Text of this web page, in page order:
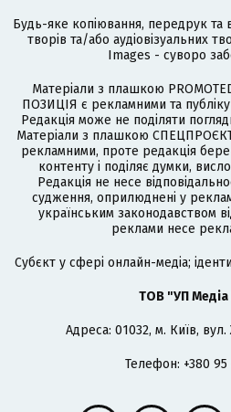
Будь-яке копіювання, передрук та
творів та/або аудіовізуальних
Images - суворо
Матеріали з плашкою
ПОЗИЦІЯ є рекламними та
Редакція може не поділяти
Матеріали з плашкою
рекламними, проте редакція бере
контенту і поділяє думки,
Редакція не несе
судження, оприлюднені у
українським законодавством
реклами несе
Cубєкт у сфері онлайн-медіа;
ТОВ "УП
Адреса: 01032, м. Київ,
Телефон: +380 95